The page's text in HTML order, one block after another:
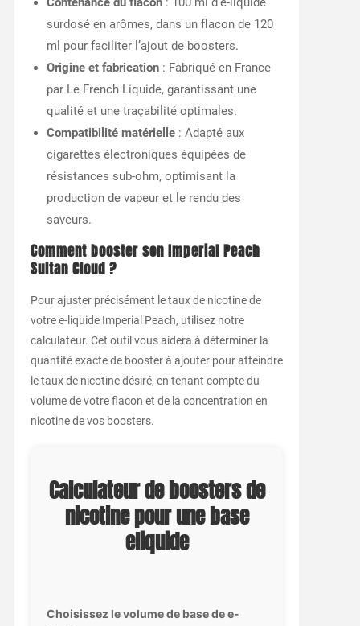
surdosé en arômes, dans un flacon de 120
ml pour faciliter l’ajout de boosters.
Origine et fabrication: Fabriqué en France
par Le French Liquide, garantissant une
qualité et une traçabilité optimales.
Compatibilité matérielle: Adapté aux
cigarettes électroniques équipées de
résistances sub-ohm, optimisant la
production de vapeur et le rendu des
saveurs.
Comment booster son Imperial Peach
Sultan Cloud ?
Pour ajuster précisément le taux de nicotine de
votre e-liquide Imperial Peach, utilisez notre
calculateur. Cet outil vous aidera à déterminer la
quantité exacte de booster à ajouter pour atteindre
le taux de nicotine désiré, en tenant compte du
volume de votre flacon et de la concentration en
nicotine de vos boosters.
Calculateur de boosters de
nicotine pour une base
eliquide
Choisissez le volume de base de e-